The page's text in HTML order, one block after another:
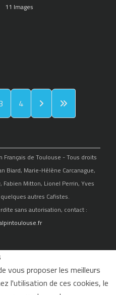
11 Images
4
de Toulouse - Tous droits
Biard, Marie-Hélène Carcanague,
Mitton, Lionel Perrin, Yves
autres Cafistes.
sans autorisation, contact :
vous proposer les meilleurs
l'utilisation de ces cookies, le